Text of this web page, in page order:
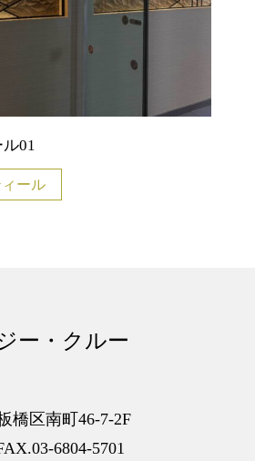
01
ール
ー・クルー
橋区南町46-7-2F
6804-5701